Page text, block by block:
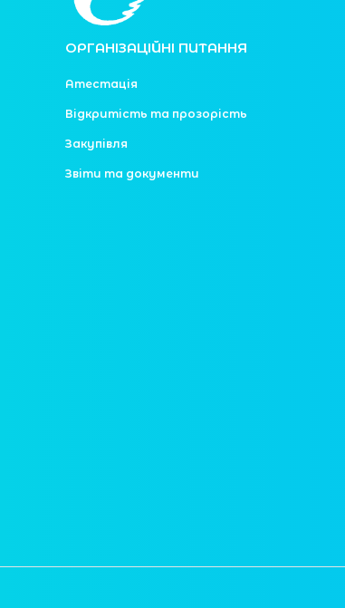
ОРГАНІЗАЦІЙНІ ПИТАННЯ
Атестація
Відкритість та прозорість
Закупівля
Звіти та документи